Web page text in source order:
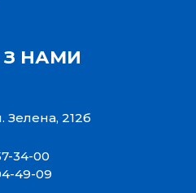
З НАМИ
Зелена, 212б
34-00
49-09